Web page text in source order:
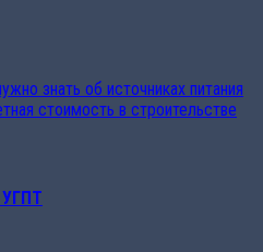
знать об источниках питания
стоимость в строительстве
УГПТ